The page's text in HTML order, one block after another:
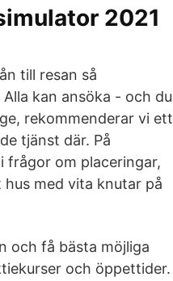
2021
till resan så
kan ansöka - och du
rekommenderar vi ett
tjänst där. På
frågor om placeringar,
med vita knutar på
och få bästa möjliga
och öppettider.